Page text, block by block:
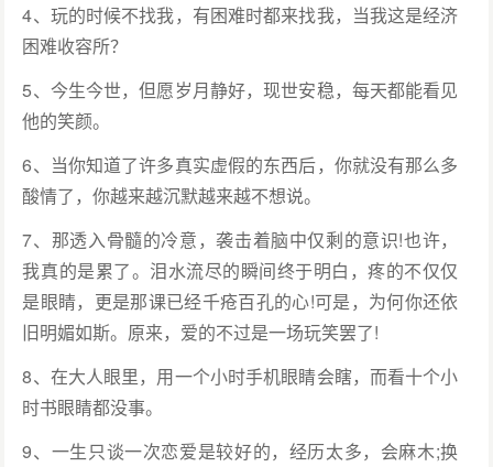
4、玩的时候不找我，有困难时都来找我，当我这是经济
困难收容所？
5、今生今世，但愿岁月静好，现世安稳，每天都能看见
他的笑颜。
6、当你知道了许多真实虚假的东西后，你就没有那么多
酸情了，你越来越沉默越来越不想说。
7、那透入骨髓的冷意，袭击着脑中仅剩的意识!也许，
我真的是累了。泪水流尽的瞬间终于明白，疼的不仅仅
是眼睛，更是那课已经千疮百孔的心!可是，为何你还依
旧明媚如斯。原来，爱的不过是一场玩笑罢了!
8、在大人眼里，用一个小时手机眼睛会瞎，而看十个小
时书眼睛都没事。
9、一生只谈一次恋爱是较好的，经历太多，会麻木;换